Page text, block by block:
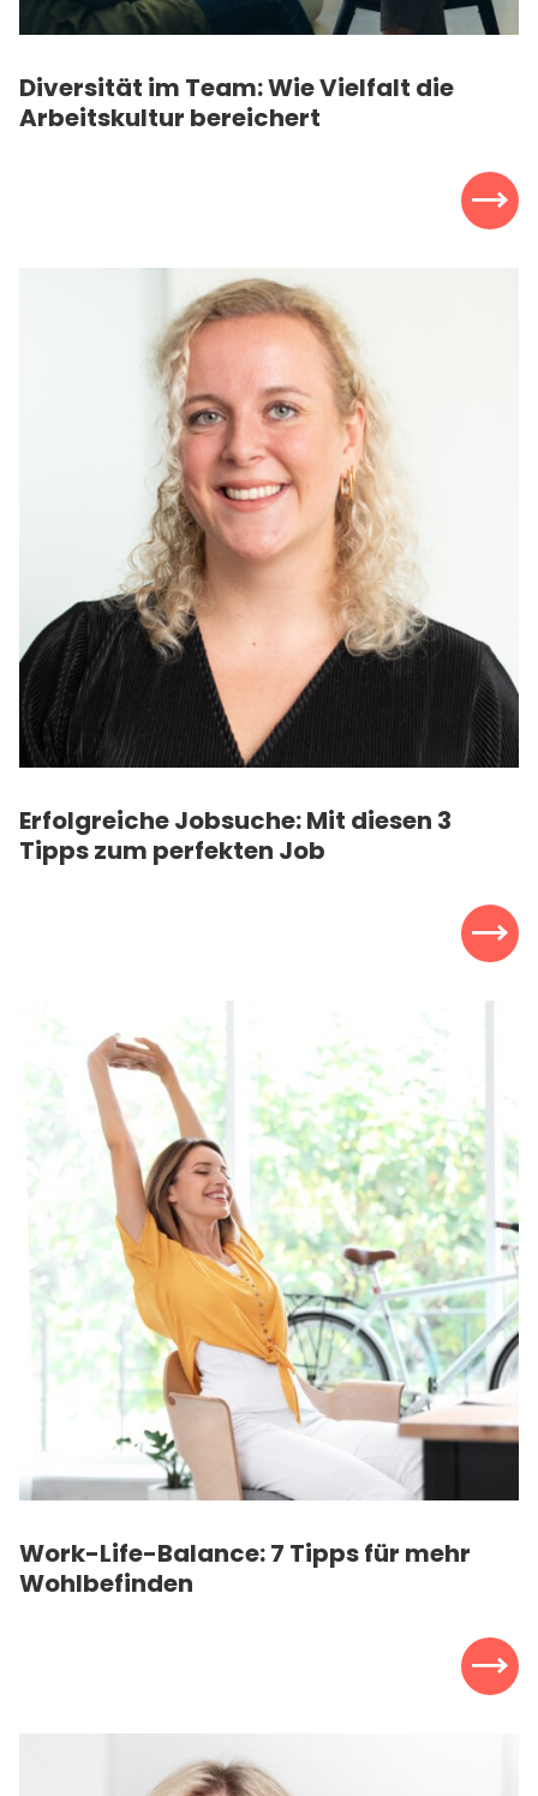
Diversität im Team: Wie Vielfalt die
Arbeitskultur bereichert
Erfolgreiche Jobsuche: Mit diesen 3
Tipps zum perfekten Job
Work-Life-Balance: 7 Tipps für mehr
Wohlbefinden